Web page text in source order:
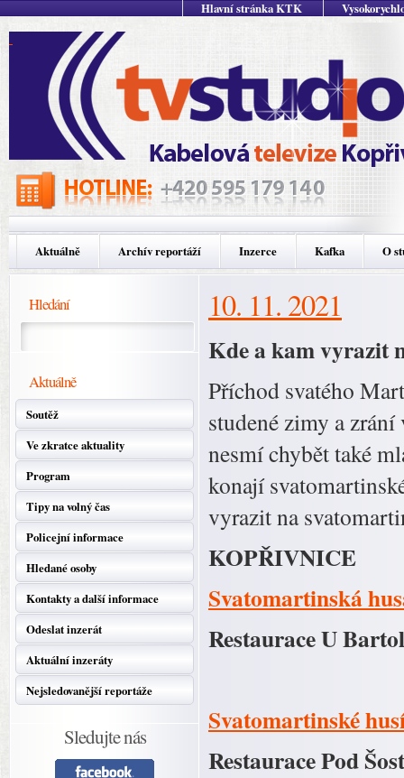
Hlavní stránka KTK
Aktuálně Archív reportáží Inzerce Kafka O
Hledání
Aktuálně
Soutěž
Ve zkratce aktuality
Program
Tipy na volný čas
Policejní informace
Hledané osoby
Kontakty a další informace
Odeslat inzerát
Aktuální inzeráty
Nejsledovanější reportáže
Sledujte nás
10. 11. 2021
Kde a kam vyrazit
Příchod svatého
studené zimy a
nesmí chybět také
konají
vyrazit na
KOPŘIVNICE
Svatomartinská
Restaurace U
Svatomartinské
Restaurace Pod